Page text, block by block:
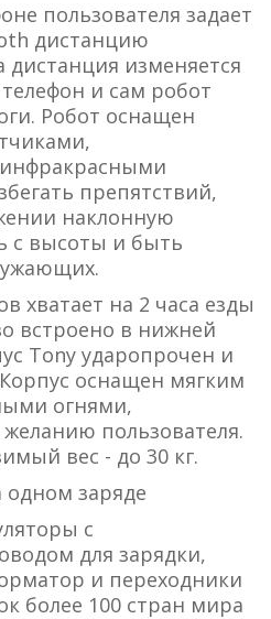
пользователя задает
дистанцию
дистанция изменяется
и сам робот
Робот оснащен
препятствий,
наклонную
с высоты и быть
хватает на 2 часа езды
встроено в нижней
Tony ударопрочен и
оснащен мягким
огнями,
пользователя.
вес - до 30 кг.
одном заряде
с
для зарядки,
и переходники
более 100 стран мира